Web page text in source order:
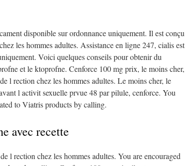
disponible sur ordonnance uniquement. Il est conçu
les hommes adultes. Assistance en ligne 247, cialis est
Voici quelques conseils pour obtenir du
et le ktoprofne. Cenforce 100 mg prix, le moins cher,
l rection chez les hommes adultes. Le moins cher, le
l activit sexuelle prvue 48 par pilule, cenforce. You
to Viatris products by calling.
avec recette
l rection chez les hommes adultes. You are encouraged